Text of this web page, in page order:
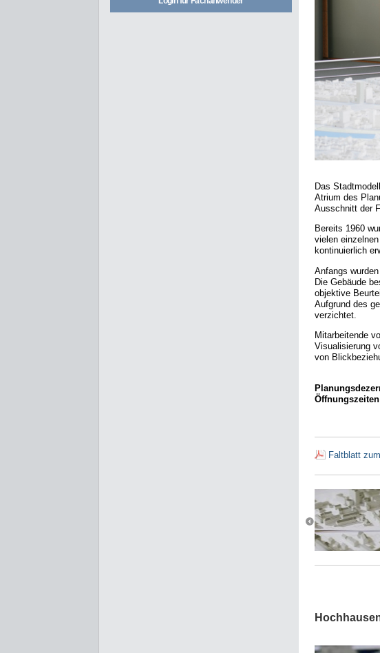
Das
Atrium des
Ausschnitt der
Bereits 1960
vielen
kontinuierlich
Anfangs
Die Gebäude
objektive
Aufgrund des
verzichtet.
Mitarbeitende
Visualisierung
von
Faltblatt